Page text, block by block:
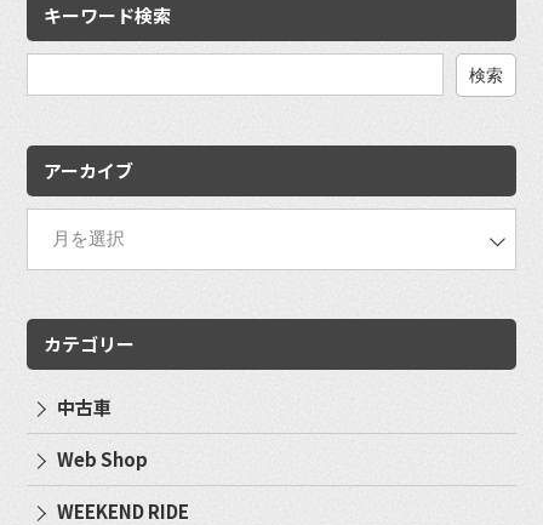
キーワード検索
アーカイブ
カテゴリー
中古車
Web Shop
WEEKEND RIDE